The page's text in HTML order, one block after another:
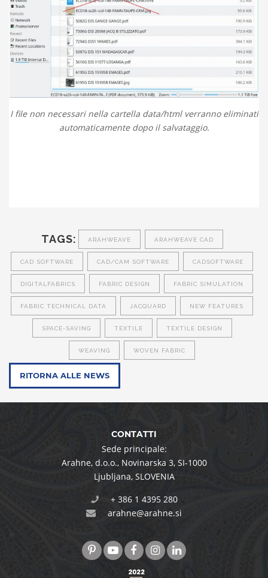
I file non necessari nella cartella data/html verranno eliminati
automaticamente dopo il salvataggio.
TAGS: ARAHWEAVE ARAHWEAVE CAD
CAD SOFTWARE CAD/CAM SOFTWARE CADSOFTWARE
DIGITALFABRICS FABRIC DESIGN FABRIC SIMULATION
FABRIC TECHNICAL DATA JACQUARD NEW FEATURES
SPACE-SAVING TEXTILE TEXTILE DESIGN
WEAVING WOVEN FABRIC
RITORNA ALLE NEWS
CONTATTI
Sede principale:
Arahne, d.o.o.,Novinarska 3,SI-1000
Ljubljana,SLOVENIA
+ 386 1 4395 280
arahne@arahne.si